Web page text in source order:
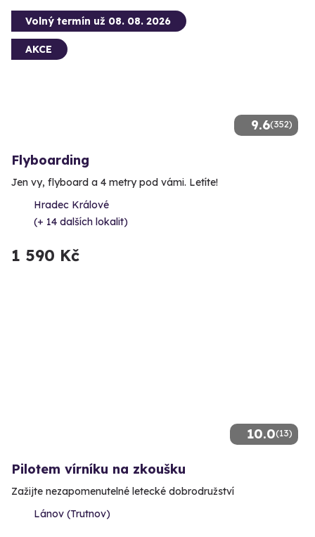
9.6(352)
Volný termín už 08. 08. 2026
AKCE
Flyboarding
Jen vy, flyboard a 4 metry pod vámi. Letíte!
Hradec Králové
(+ 14 dalších lokalit)
1 590 Kč
10.0(13)
Pilotem vírníku na zkoušku
Zažijte nezapomenutelné letecké dobrodružství
Lánov (Trutnov)